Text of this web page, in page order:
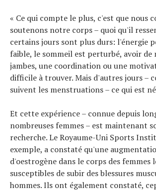
« Ce qui compte le plus, c'est que nous
soutenons notre corps – quoi qu'il
certains jours sont plus durs: l'énergie
faible, le sommeil est perturbé, avoir de
jambes, une coordination ou une
difficile à trouver. Mais d'autres jours –
suivent les menstruations – ce qui est
Et cette expérience – connue depuis
nombreuses femmes – est maintenant
recherche. Le Royaume-Uni Sports
exemple, a constaté qu'une
d'oestrogène dans le corps des femmes
susceptibles de subir des blessures
hommes. Ils ont également constaté,